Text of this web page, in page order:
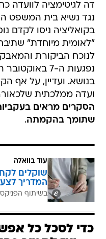
דה לגיטימציה
נגד נשיא בית המשפט
בקואליציה ניסו לקדם
"לאומית מיוחדת"
לנוכח הביקורת
נפגעות ה-7
ועדה ממלכתית
הסקרים מראים
שתומך בהקמתה.
עוד בוואלה
שוקלים
המדריך
בשיתוף הפניקס
כדי לסכל כל